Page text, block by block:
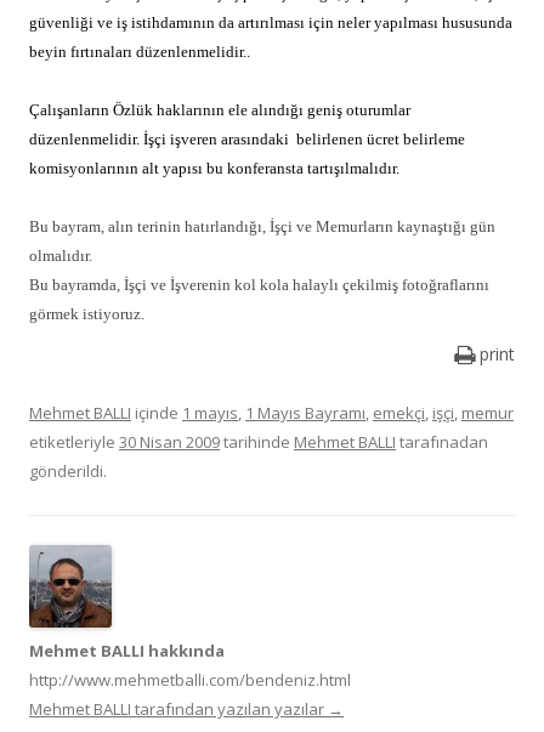
güvenliği ve iş istihdamının da artırılması için neler yapılması hususunda
beyin fırtınaları düzenlenmelidir..
Çalışanların Özlük haklarının ele alındığı geniş oturumlar
düzenlenmelidir. İşçi işveren arasındaki belirlenen ücret belirleme
komisyonlarının alt yapısı bu konferansta tartışılmalıdır.
Bu bayram, alın terinin hatırlandığı, İşçi ve Memurların kaynaştığı gün
olmalıdır.
Bu bayramda, İşçi ve İşverenin kol kola halaylı çekilmiş fotoğraflarını
görmek istiyoruz.
print
Mehmet BALLI içinde 1 mayıs, 1 Mayıs Bayramı, emekçi, işçi, memur
etiketleriyle 30 Nisan 2009tarihinde Mehmet BALLI tarafınadan
gönderildi.
Mehmet BALLI hakkında
http://www.mehmetballi.com/bendeniz.html
Mehmet BALLI tarafından yazılan yazılar →